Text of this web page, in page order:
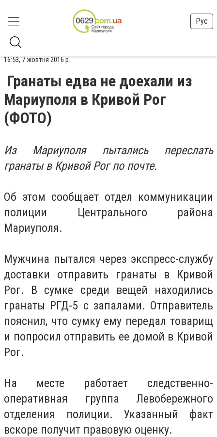
Рус
16:53, 7 жовтня 2016 р.
Гранаты едва не доехали из
Мариуполя в Кривой Рог
(ФОТО)
Из Мариуполя пытались переслать
гранаты в Кривой Рог по почте.
Об этом сообщает отдел коммуникации
полиции Центрального района
Мариуполя.
Мужчина пытался через экспресс-службу
доставки отправить гранаты в Кривой
Рог. В сумке среди вещей находились
гранаты РГД-5 с запалами. Отправитель
пояснил, что сумку ему передал товарищ
и попросил отправить ее домой в Кривой
Рог.
На месте работает следственно-
оперативная группа Левобережного
отделения полиции. Указанный факт
вскоре получит правовую оценку.